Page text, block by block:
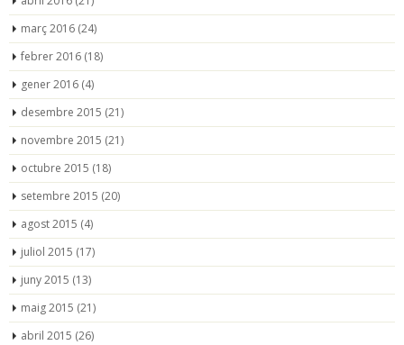
març 2016 (24)
febrer 2016 (18)
gener 2016 (4)
desembre 2015 (21)
novembre 2015 (21)
octubre 2015 (18)
setembre 2015 (20)
agost 2015 (4)
juliol 2015 (17)
juny 2015 (13)
maig 2015 (21)
abril 2015 (26)